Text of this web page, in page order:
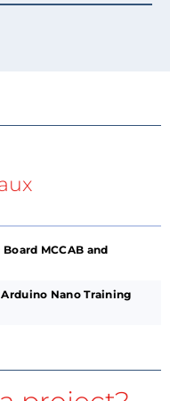
MCCAB and
Nano Training